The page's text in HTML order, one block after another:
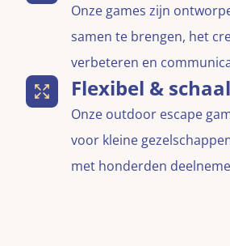
Onze games zijn
samen te brengen, het
verbeteren en
Flexibel &
Onze outdoor escape
voor kleine
met honderden